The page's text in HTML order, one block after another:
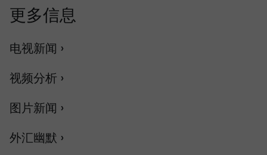
更多信息
电视新闻 ›
视频分析 ›
图片新闻 ›
外汇幽默 ›